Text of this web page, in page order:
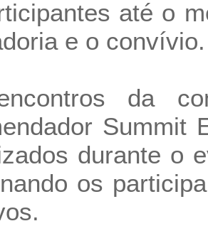
até o
e o convívio.
da
Summit
durante o
os